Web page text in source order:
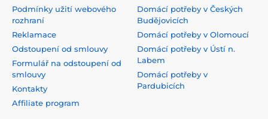
Podmínky užití webového
rozhraní
Reklamace
Odstoupení od smlouvy
Formulář na odstoupení od
smlouvy
Kontakty
Affiliate program
Domácí potřeby v Českých
Budějovicích
Domácí potřeby v Olomoucí
Domácí potřeby v Ústí n.
Labem
Domácí potřeby v
Pardubicích